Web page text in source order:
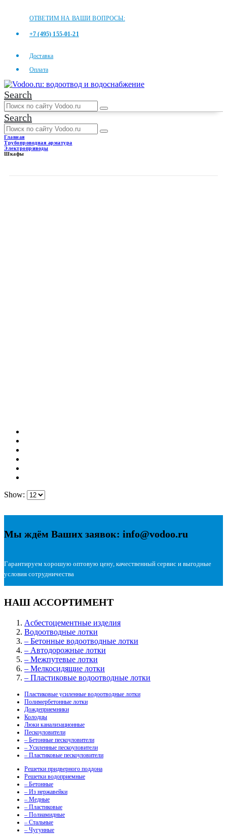
ОТВЕТИМ НА ВАШИ ВОПРОСЫ:
+7 (495) 155-01-21
Доставка
Оплата
Search
Search
Главная
Трубопроводная арматура
Электроприводы
Шкафы
Show:
Мы ждём Ваших заявок: info@vodoo.ru
Гарантируем хорошую оптовую цену, качественный сервис и выгодные
условия сотрудничества
НАШ АССОРТИМЕНТ
Асбестоцементные изделия
Водоотводные лотки
– Бетонные водоотводные лотки
– Автодорожные лотки
– Межпутевые лотки
– Мелкосидящие лотки
– Пластиковые водоотводные лотки
Пластиковые усиленные водоотводные лотки
Полимербетонные лотки
Дождеприемники
Колодцы
Люки канализационные
Пескоуловители
– Бетонные пескоуловители
– Усиленные пескоуловители
– Пластиковые пескоуловители
Решетки придверного поддона
Решетки водоприемные
– Бетонные
– Из нержавейки
– Медные
– Пластиковые
– Полиамидные
– Стальные
– Чугунные